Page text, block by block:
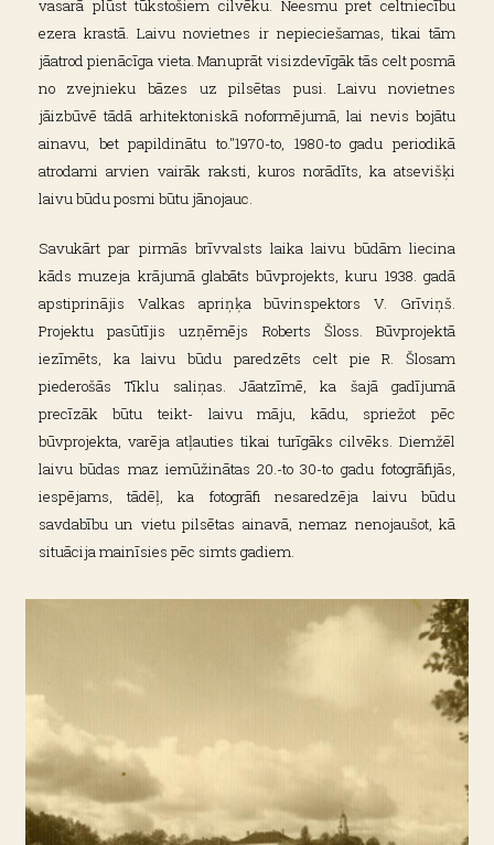
vasarā plūst tūkstošiem cilvēku. Neesmu pret celtniecību
ezera krastā. Laivu novietnes ir nepieciešamas, tikai tām
jāatrod pienācīga vieta. Manuprāt visizdevīgāk tās celt posmā
no zvejnieku bāzes uz pilsētas pusi. Laivu novietnes
jāizbūvē tādā arhitektoniskā noformējumā, lai nevis bojātu
ainavu, bet papildinātu to."1970-to, 1980-to gadu periodikā
atrodami arvien vairāk raksti, kuros norādīts, ka atsevišķi
laivu būdu posmi būtu jānojauc.
Savukārt par pirmās brīvvalsts laika laivu būdām liecina
kāds muzeja krājumā glabāts būvprojekts, kuru 1938. gadā
apstiprinājis Valkas apriņķa būvinspektors V. Grīviņš.
Projektu pasūtījis uzņēmējs Roberts Šloss. Būvprojektā
iezīmēts, ka laivu būdu paredzēts celt pie R. Šlosam
piederošās Tīklu saliņas. Jāatzīmē, ka šajā gadījumā
precīzāk būtu teikt- laivu māju, kādu, spriežot pēc
būvprojekta, varēja atļauties tikai turīgāks cilvēks. Diemžēl
laivu būdas maz iemūžinātas 20.-to 30-to gadu fotogrāfijās,
iespējams, tādēļ, ka fotogrāfi nesaredzēja laivu būdu
savdabību un vietu pilsētas ainavā, nemaz nenojaušot, kā
situācija mainīsies pēc simts gadiem.